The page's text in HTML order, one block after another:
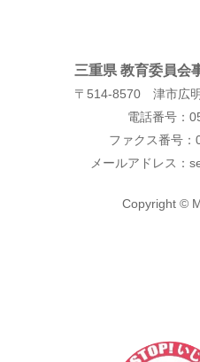
三重県 教育委員会
〒514-8570 津市広明
電話番号：
ファクス番号
メールアドレス：
Copyright ©